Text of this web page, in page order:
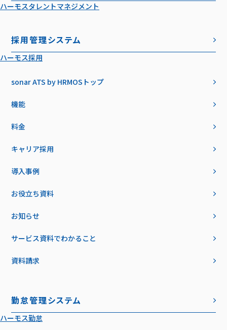
ハーモスタレントマネジメント
採用管理システム
ハーモス採用
sonar ATS by HRMOS トップ
機能
料金
キャリア採用
導入事例
お役立ち資料
お知らせ
サービス資料でわかること
資料請求
勤怠管理システム
ハーモス勤怠